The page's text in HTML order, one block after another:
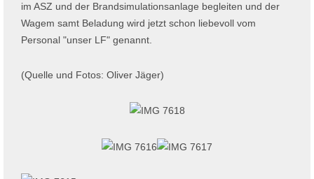
im ASZ und der Brandsimulationsanlage begleiten und der
Wagem samt Beladung wird jetzt schon liebevoll vom
Personal "unser LF" genannt.
(Quelle und Fotos: Oliver Jäger)